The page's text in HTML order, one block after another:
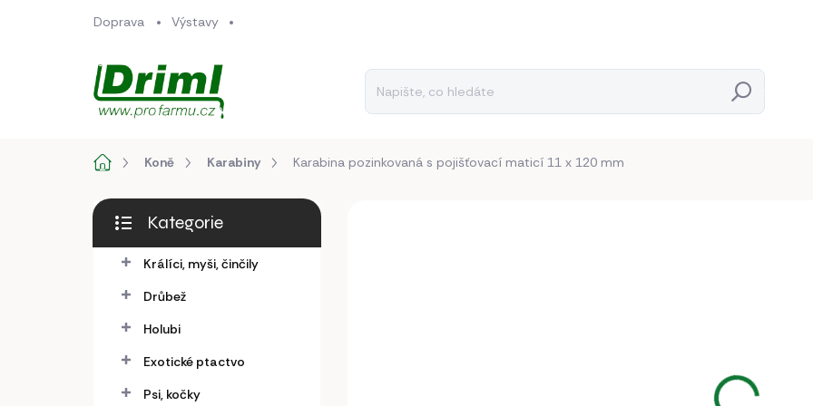
Doprava Výstavy
Hledat
DomůKoně Karabiny Karabina pozinkovaná s pojišťovací maticí 11 x 120 mm
P
s
Přeskočit
kategorie
Kategorie
Králíci, myši, činčily
Drůbež
Holubi
Exotické ptactvo
Psi, kočky